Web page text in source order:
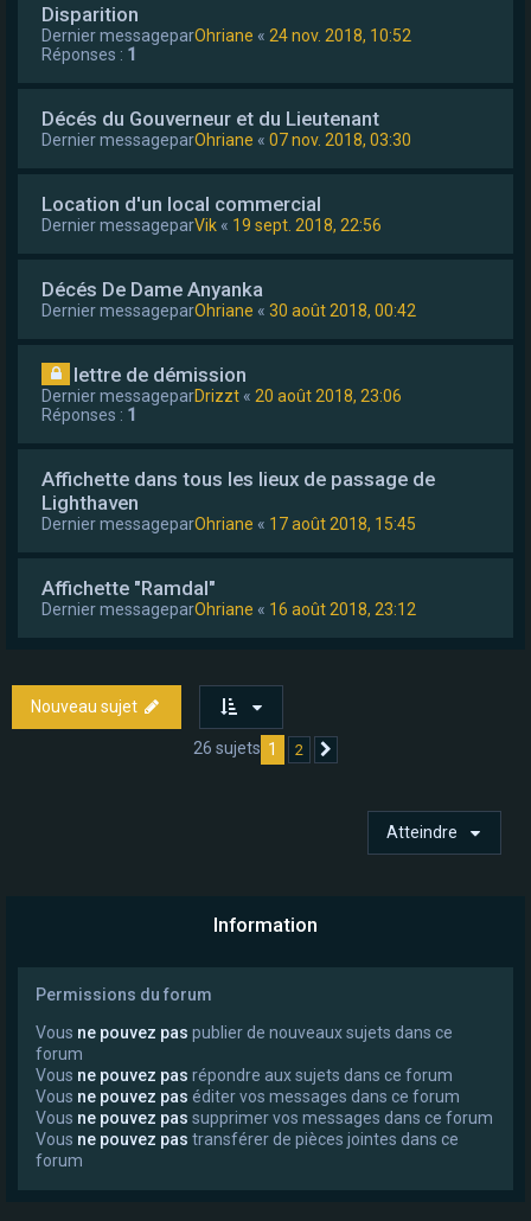
Disparition
Dernier messageparOhriane « 24 nov. 2018, 10:52
Réponses : 1
Décés du Gouverneur et du Lieutenant
Dernier messageparOhriane « 07 nov. 2018, 03:30
Location d'un local commercial
Dernier messageparVik « 19 sept. 2018, 22:56
Décés De Dame Anyanka
Dernier messageparOhriane « 30 août 2018, 00:42
lettre de démission
Dernier messageparDrizzt « 20 août 2018, 23:06
Réponses : 1
Affichette dans tous les lieux de passage de
Lighthaven
Dernier messageparOhriane « 17 août 2018, 15:45
Affichette "Ramdal"
Dernier messageparOhriane « 16 août 2018, 23:12
Nouveau sujet
26 sujets 1 2
Atteindre
Information
Permissions du forum
Vous ne pouvez pas publier de nouveaux sujets dans ce
forum
Vous ne pouvez pas répondre aux sujets dans ce forum
Vous ne pouvez pas éditer vos messages dans ce forum
Vous ne pouvez pas supprimer vos messages dans ce forum
Vous ne pouvez pas transférer de pièces jointes dans ce
forum